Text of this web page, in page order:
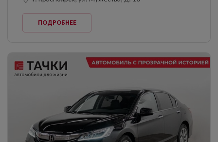
ПОДРОБНЕЕ